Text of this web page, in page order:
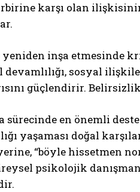
karşı olan
inşa etmesinde
sosyal
güçlendirir.
sürecinde en önemli
yaşaması doğal
“böyle hissetmen
psikolojik